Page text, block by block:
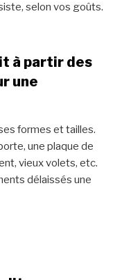
selon vos goûts.
à partir des
une
formes et tailles.
une plaque de
vieux volets, etc.
délaissés une